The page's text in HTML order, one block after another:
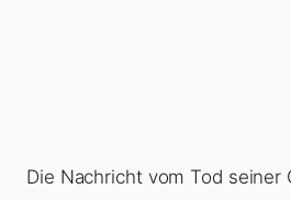
Die Nachricht vom Tod seiner